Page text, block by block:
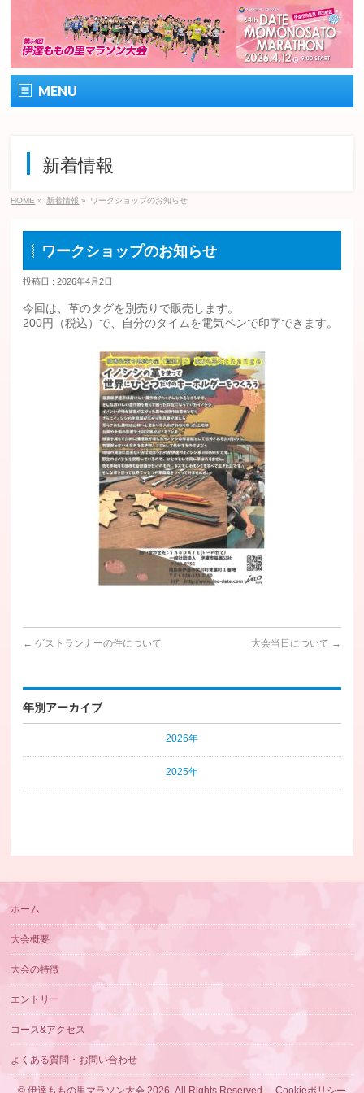
MENU
大会概要
大会の特徴
コース&アクセス
よくある質問・お問い合わせ
新着情報
HOME » 新着情報 » ワークショップのお知らせ
ワークショップのお知らせ
投稿日 : 2026年4月2日
今回は、革のタグを別売りで販売します。
200円（税込）で、自分のタイムを電気ペンで印字できます。
← ゲストランナーの件について 大会当日について →
年別アーカイブ
2026年
2025年
ホーム
大会概要
大会の特徴
エントリー
コース&アクセス
よくある質問・お問い合わせ